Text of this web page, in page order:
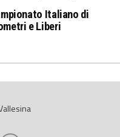
Italiano di
e Liberi